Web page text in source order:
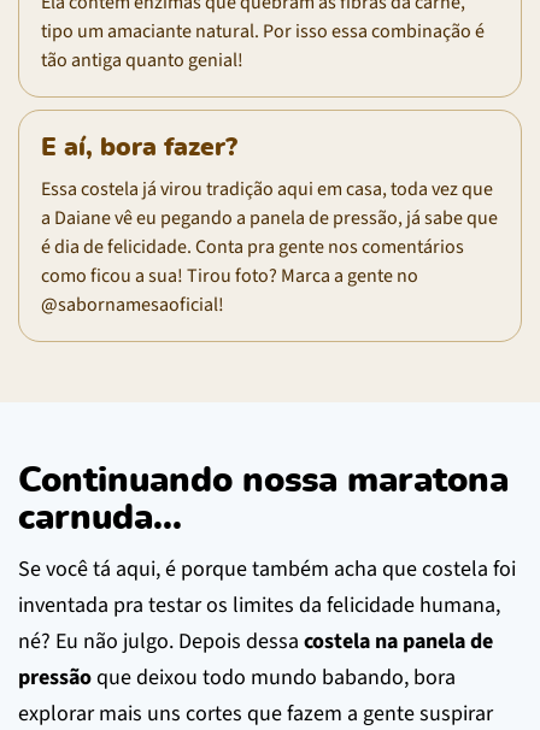
tipo um amaciante natural. Por isso essa combinação é
tão antiga quanto genial!
E aí, bora fazer?
Essa costela já virou tradição aqui em casa, toda vez que
a Daiane vê eu pegando a panela de pressão, já sabe que
é dia de felicidade. Conta pra gente nos comentários
como ficou a sua! Tirou foto? Marca a gente no
@sabornamesaoficial!
Continuando nossa maratona
carnuda...
Se você tá aqui, é porque também acha que costela foi
inventada pra testar os limites da felicidade humana,
né? Eu não julgo. Depois dessa costela na panela de
pressãoque deixou todo mundo babando, bora
explorar mais uns cortes que fazem a gente suspirar